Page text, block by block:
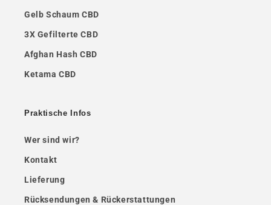
Gelb Schaum CBD
3X Gefilterte CBD
Afghan Hash CBD
Ketama CBD
Praktische Infos
Wer sind wir?
Kontakt
Lieferung
Rücksendungen & Rückerstattungen